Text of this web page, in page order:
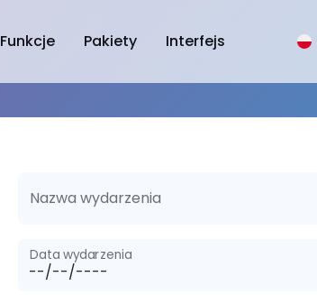
Funkcje Pakiety Interfejs
Nazwa wydarzenia
Data wydarzenia